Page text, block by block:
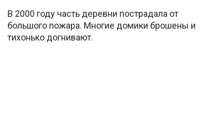
В 2000 году часть деревни пострадала от
большого пожара. Многие домики брошены и
тихонько догнивают.